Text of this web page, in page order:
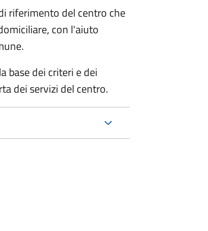
riferimento del centro che
con l'aiuto
base dei criteri e dei
dei servizi del centro.